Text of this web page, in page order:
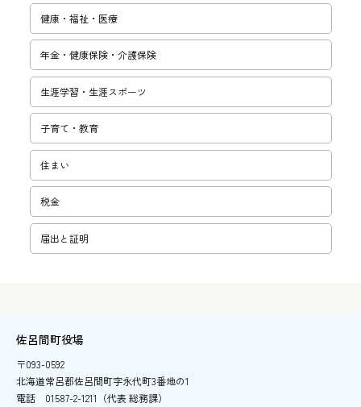
健康・福祉・医療
年金・健康保険・介護保険
生涯学習・­生涯スポー­ツ
子育て・教­育
住まい
税金
届出と証明
佐呂間町役場
〒093-0592
北海道常呂郡佐呂間町字永代町3番地の1
電話
01587-2-1211（代表 総務課）